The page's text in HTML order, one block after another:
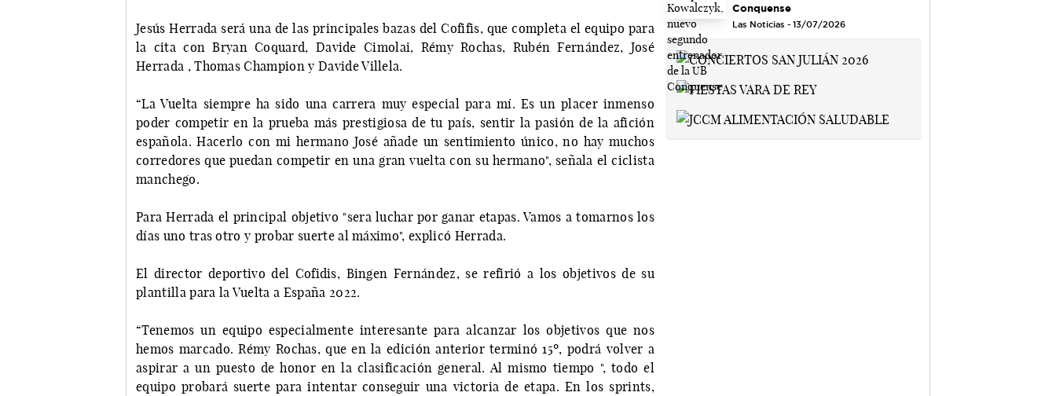
Jesús Herrada será una de las principales bazas del Cofifis, que completa el equipo para
la cita con Bryan Coquard, Davide Cimolai, Rémy Rochas, Rubén Fernández, José
Herrada , Thomas Champion y Davide Villela.
“La Vuelta siempre ha sido una carrera muy especial para mí. Es un placer inmenso
poder competir en la prueba más prestigiosa de tu país, sentir la pasión de la afición
española. Hacerlo con mi hermano José añade un sentimiento único, no hay muchos
corredores que puedan competir en una gran vuelta con su hermano", señala el ciclista
manchego.
Para Herrada el principal objetivo "sera luchar por ganar etapas. Vamos a tomarnos los
días uno tras otro y probar suerte al máximo", explicó Herrada.
El director deportivo del Cofidis, Bingen Fernández, se refirió a los objetivos de su
plantilla para la Vuelta a España 2022.
“Tenemos un equipo especialmente interesante para alcanzar los objetivos que nos
hemos marcado. Rémy Rochas, que en la edición anterior terminó 15º, podrá volver a
aspirar a un puesto de honor en la clasificación general. Al mismo tiempo ", todo el
equipo probará suerte para intentar conseguir una victoria de etapa. En los sprints,
Conquense
Las Noticias - 13/07/2026